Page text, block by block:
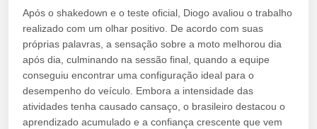
Após o shakedown e o teste oficial, Diogo avaliou o trabalho
realizado com um olhar positivo. De acordo com suas
próprias palavras, a sensação sobre a moto melhorou dia
após dia, culminando na sessão final, quando a equipe
conseguiu encontrar uma configuração ideal para o
desempenho do veículo. Embora a intensidade das
atividades tenha causado cansaço, o brasileiro destacou o
aprendizado acumulado e a confiança crescente que vem